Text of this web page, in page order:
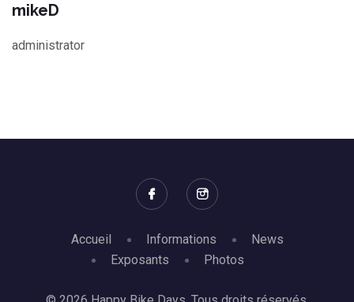
mikeD
administrator
Accueil Informations
News
Exposants
Photos